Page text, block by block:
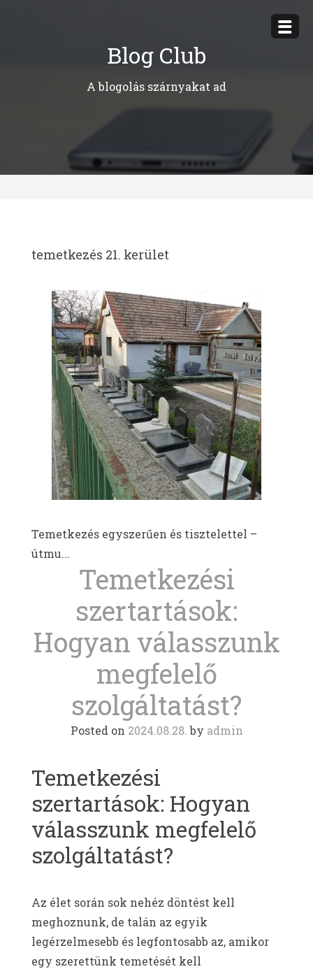
Blog Club
A blogolás szárnyakat ad
temetkezés 21. kerület
Temetkezés egyszerűen és tisztelettel –
útmu...
Temetkezési
szertartások:
Hogyan válasszunk
megfelelő
szolgáltatást?
Posted on 2024.08.28. by admin
Temetkezési
szertartások: Hogyan
válasszunk megfelelő
szolgáltatást?
Az élet során sok nehéz döntést kell
meghoznunk, de talán az egyik
legérzelmesebb és legfontosabb az, amikor
egy szerettünk temetését kell